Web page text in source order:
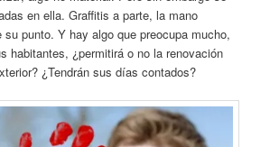
en ella. Graffitis a parte, la mano
su punto. Y hay algo que preocupa mucho,
habitantes, ¿permitirá o no la renovación
¿Tendrán sus días contados?